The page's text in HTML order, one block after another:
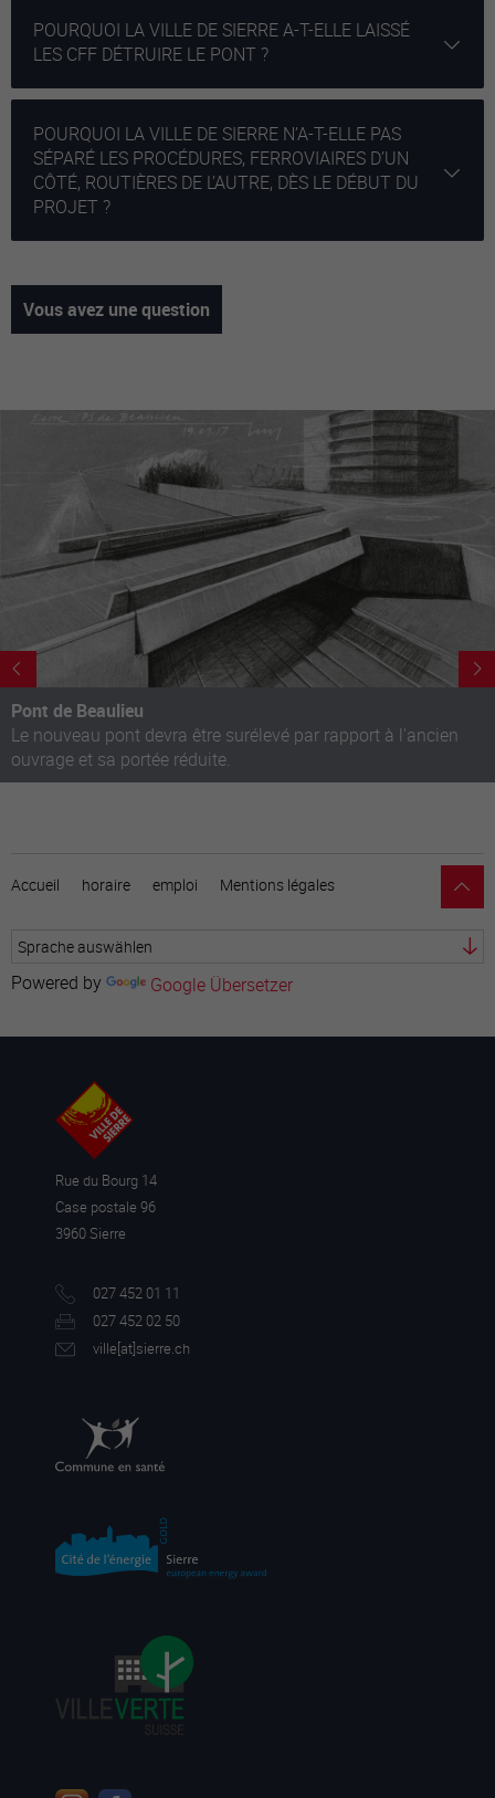
POURQUOI LA VILLE DE SIERRE A-T-ELLE LAISSÉ
LES CFF DÉTRUIRE LE PONT ?
POURQUOI LA VILLE DE SIERRE N’A-T-ELLE PAS
SÉPARÉ LES PROCÉDURES, FERROVIAIRES D’UN
CÔTÉ, ROUTIÈRES DE L’AUTRE, DÈS LE DÉBUT DU
PROJET ?
Vous avez une question
Telefon
E-Mail-Adresse
Frage
* Die mit einem Sternchen gekennzeichneten Felder sind
Pflichtfelder
Pont de Beaulieu
Le nouveau pont devra être surélevé par rapport à l'ancien
ouvrage et sa portée réduite.
Accueil horaire emploi Mentions légales
Powered by Google Übersetzer
Rue du Bourg 14
Case postale 96
3960 Sierre
027 452 01 11
027 452 02 50
ville[at]sierre.ch